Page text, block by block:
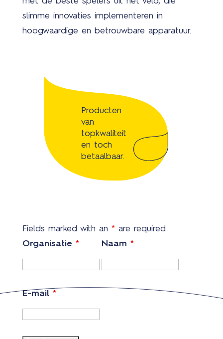
slimme innovaties implementeren in
hoogwaardige en betrouwbare apparatuur.
Fields marked with an * are required
Organisatie * Naam *
E-mail *